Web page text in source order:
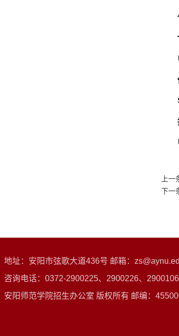
上一
下一
地址：安阳市弦歌大道436号 邮箱：
咨询电话：0372-2900225、2900226、2900106
安阳师范学院招生办公室 版权所有 邮编：